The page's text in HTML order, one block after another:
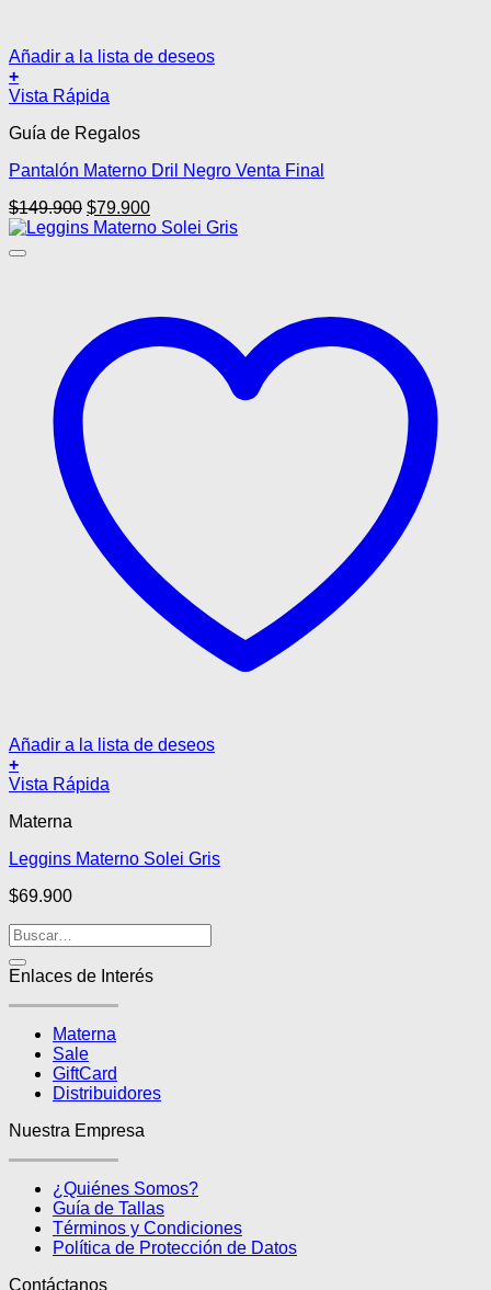
Añadir a la lista de deseos
+
Este
tiene
variantes.
opciones
se
pueden
producto
Vista Rápida
Guía de Regalos
Pantalón Materno Dril Negro Venta Final
$149.900 El
precio
$79.900El
precio
Añadir a la lista de deseos
+
Este
tiene
variantes.
opciones
se
pueden
elegir
en
la
producto
Vista Rápida
Materna
Leggins Materno Solei Gris
$69.900
Enlaces de Interés
Materna
Sale
GiftCard
Distribuidores
Nuestra Empresa
¿Quiénes Somos?
Guía de Tallas
Términos y Condiciones
Política de Protección de Datos
Contáctanos